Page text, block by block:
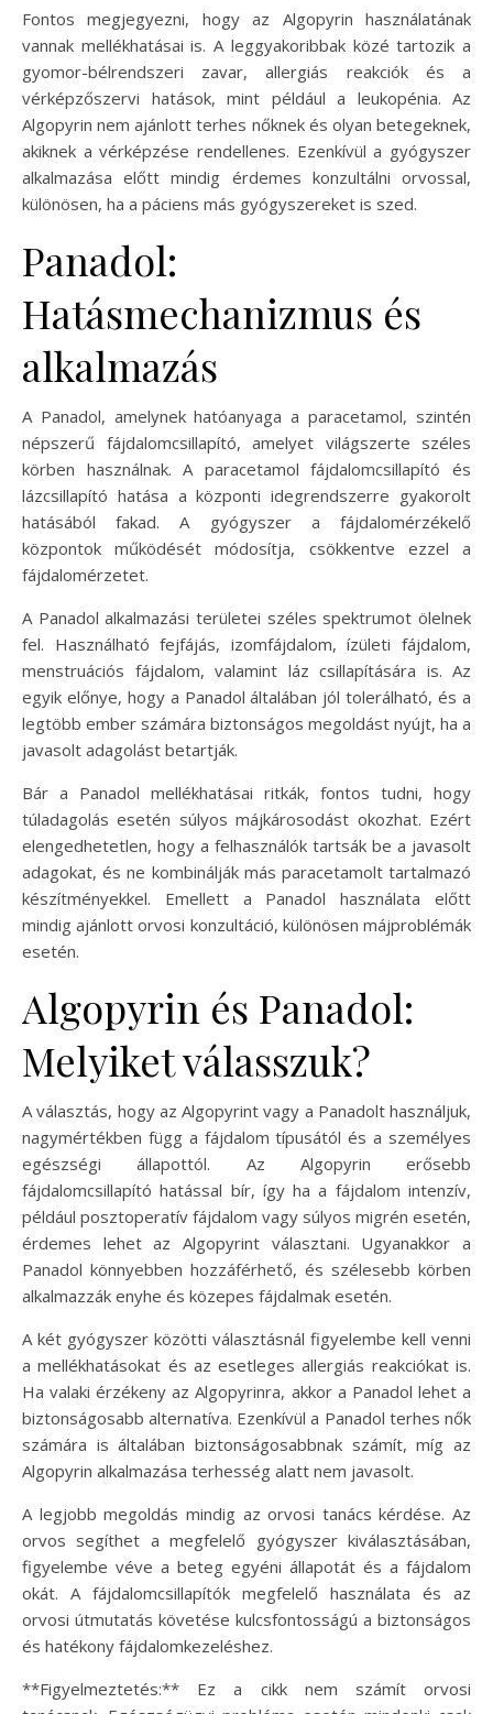
Fontos megjegyezni, hogy az Algopyrin használatának
vannak mellékhatásai is. A leggyakoribbak közé tartozik a
gyomor-bélrendszeri zavar, allergiás reakciók és a
vérképzőszervi hatások, mint például a leukopénia. Az
Algopyrin nem ajánlott terhes nőknek és olyan betegeknek,
akiknek a vérképzése rendellenes. Ezenkívül a gyógyszer
alkalmazása előtt mindig érdemes konzultálni orvossal,
különösen, ha a páciens más gyógyszereket is szed.
Panadol:
Hatásmechanizmus és
alkalmazás
A Panadol, amelynek hatóanyaga a paracetamol, szintén
népszerű fájdalomcsillapító, amelyet világszerte széles
körben használnak. A paracetamol fájdalomcsillapító és
lázcsillapító hatása a központi idegrendszerre gyakorolt
hatásából fakad. A gyógyszer a fájdalomérzékelő
központok működését módosítja, csökkentve ezzel a
fájdalomérzetet.
A Panadol alkalmazási területei széles spektrumot ölelnek
fel. Használható fejfájás, izomfájdalom, ízületi fájdalom,
menstruációs fájdalom, valamint láz csillapítására is. Az
egyik előnye, hogy a Panadol általában jól tolerálható, és a
legtöbb ember számára biztonságos megoldást nyújt, ha a
javasolt adagolást betartják.
Bár a Panadol mellékhatásai ritkák, fontos tudni, hogy
túladagolás esetén súlyos májkárosodást okozhat. Ezért
elengedhetetlen, hogy a felhasználók tartsák be a javasolt
adagokat, és ne kombinálják más paracetamolt tartalmazó
készítményekkel. Emellett a Panadol használata előtt
mindig ajánlott orvosi konzultáció, különösen májproblémák
esetén.
Algopyrin és Panadol:
Melyiket válasszuk?
A választás, hogy az Algopyrint vagy a Panadolt használjuk,
nagymértékben függ a fájdalom típusától és a személyes
egészségi állapottól. Az Algopyrin erősebb
fájdalomcsillapító hatással bír, így ha a fájdalom intenzív,
például posztoperatív fájdalom vagy súlyos migrén esetén,
érdemes lehet az Algopyrint választani. Ugyanakkor a
Panadol könnyebben hozzáférhető, és szélesebb körben
alkalmazzák enyhe és közepes fájdalmak esetén.
A két gyógyszer közötti választásnál figyelembe kell venni
a mellékhatásokat és az esetleges allergiás reakciókat is.
Ha valaki érzékeny az Algopyrinra, akkor a Panadol lehet a
biztonságosabb alternatíva. Ezenkívül a Panadol terhes nők
számára is általában biztonságosabbnak számít, míg az
Algopyrin alkalmazása terhesség alatt nem javasolt.
A legjobb megoldás mindig az orvosi tanács kérdése. Az
orvos segíthet a megfelelő gyógyszer kiválasztásában,
figyelembe véve a beteg egyéni állapotát és a fájdalom
okát. A fájdalomcsillapítók megfelelő használata és az
orvosi útmutatás követése kulcsfontosságú a biztonságos
és hatékony fájdalomkezeléshez.
**Figyelmeztetés:** Ez a cikk nem számít orvosi